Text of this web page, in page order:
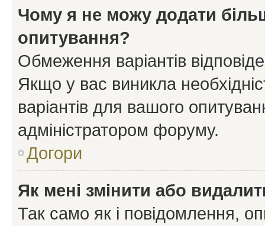
Чому я не можу додати
опитування?
Обмеження варіантів
Якщо у вас виникла
варіантів для вашого
адміністратором форуму.
Догори
Як мені змінити або
Так само як і повідомлення,